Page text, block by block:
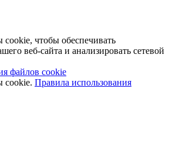
чтобы обеспечивать
веб-сайта и анализировать сетевой
файлов cookie
cookie. Правила использования